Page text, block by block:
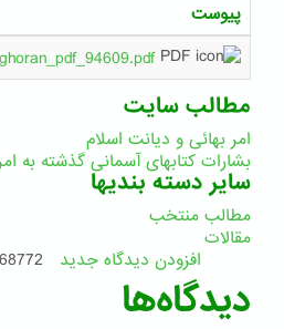
پیوست
مطالب سایت
امر بهائی و دیانت اسلام
بشارات کتابهای آسمانی گذشته به
سایر دسته بندیها
مطالب منتخب
مقالات
افزودن دیدگاه جدید
68772 بازدید
دیدگاه‌ها